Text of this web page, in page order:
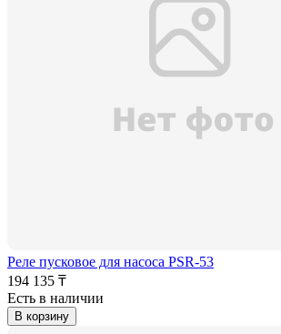
Реле пусковое для насоса PSR-53
194 135 ₸
Есть в наличии
В корзину